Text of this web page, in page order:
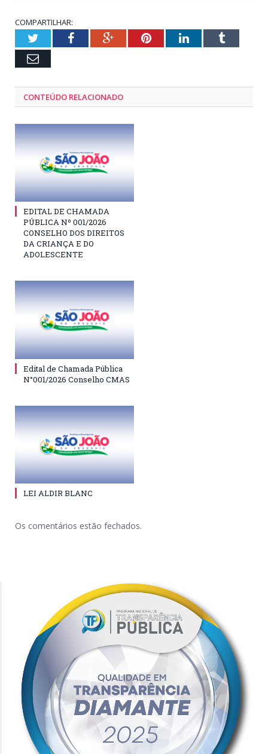
COMPARTILHAR:
TwitterFacebookGoogle+PinterestLinkedInTumblr
Email
CONTEÚDO RELACIONADO
EDITAL DE CHAMADA
PÚBLICA Nº 001/2026
CONSELHO DOS DIREITOS
DA CRIANÇA E DO
ADOLESCENTE
Edital de Chamada Pública
N°001/2026 Conselho CMAS
LEI ALDIR BLANC
Os comentários estão fechados.